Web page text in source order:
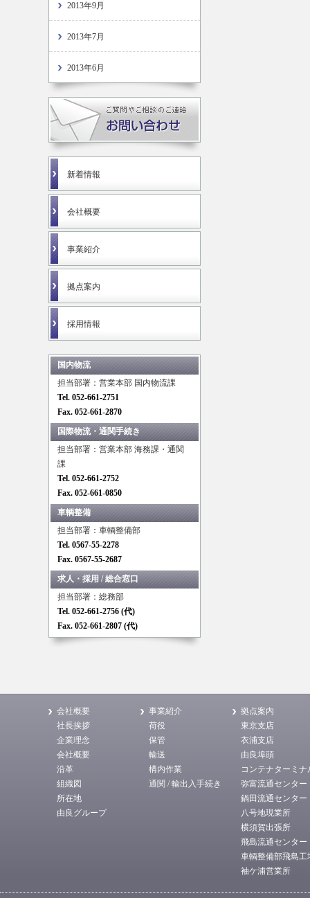
2013年9月
2013年7月
2013年6月
新着情報
会社概要
事業紹介
拠点案内
採用情報
国内物流
担当部署：営業本部 国内物流課
Tel. 052-661-2751
Fax. 052-661-2870
国際物流・通関手続き
担当部署：営業本部 海務課・通関
課
Tel. 052-661-2752
Fax. 052-661-0850
車輌整備
担当部署：車輌整備部
Tel. 0567-55-2278
Fax. 0567-55-2687
求人・採用 / 総合窓口
担当部署：総務部
Tel. 052-661-2756 (代)
Fax. 052-661-2807 (代)
会社概要
社長挨拶
企業理念
会社概要
沿革
組織図
所在地
由良グループ
事業紹介
荷役
保管
輸送
構内作業
通関 / 輸出入手続き
拠点案内
東京支店
衣浦支店
由良埠頭
コンテナターミナ
弥富流通センター
鍋田流通センター
八号地現業所
横須賀出張所
飛島流通センター
車輌整備部飛島工
袖ケ浦営業所